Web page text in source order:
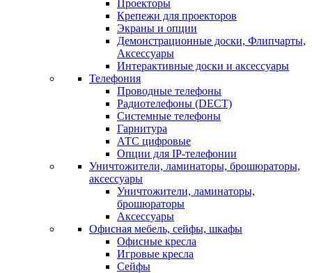
Проекторы
Крепежи для проекторов
Экраны и опции
Демонстрационные доски, Флипчарты,
Аксессуары
Интерактивные доски и аксессуары
Телефония
Проводные телефоны
Радиотелефоны (DECT)
Системные телефоны
Гарнитура
АТС цифровые
Опции для IP-телефонии
Уничтожители, ламинаторы, брошюраторы,
аксессуары
Уничтожители, ламинаторы,
брошюраторы
Аксессуары
Офисная мебель, сейфы, шкафы
Офисные кресла
Игровые кресла
Сейфы